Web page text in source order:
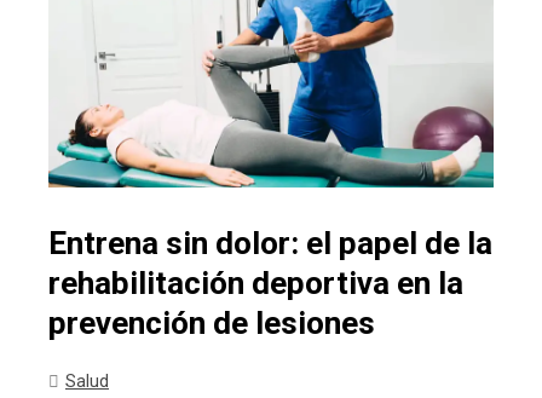
Entrena sin dolor: el papel de la
rehabilitación deportiva en la
prevención de lesiones
Salud